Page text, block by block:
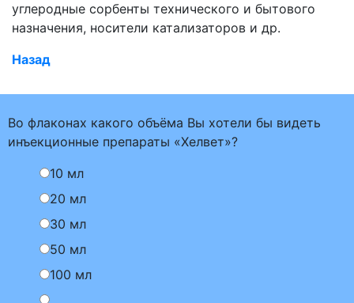
углеродные сорбенты технического и бытового
назначения, носители катализаторов и др.
Назад
Во флаконах какого объёма Вы хотели бы видеть
инъекционные препараты «Хелвет»?
10 мл
20 мл
30 мл
50 мл
100 мл